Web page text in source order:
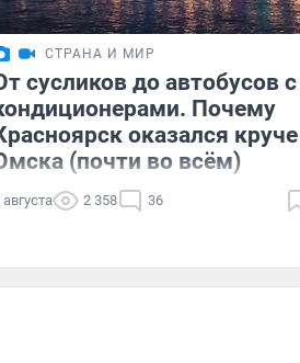
СТРАНА И МИР
сусликов до автобусов с
Почему
оказался круче
(почти во всём)
августа 2 358 36